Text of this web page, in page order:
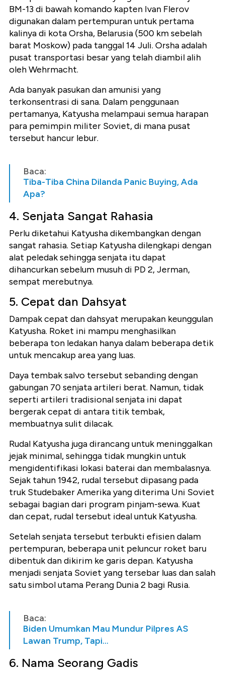
BM-13 di bawah komando kapten Ivan Flerov
digunakan dalam pertempuran untuk pertama
kalinya di kota Orsha, Belarusia (500 km sebelah
barat Moskow) pada tanggal 14 Juli. Orsha adalah
pusat transportasi besar yang telah diambil alih
oleh Wehrmacht.
Ada banyak pasukan dan amunisi yang
terkonsentrasi di sana. Dalam penggunaan
pertamanya, Katyusha melampaui semua harapan
para pemimpin militer Soviet, di mana pusat
tersebut hancur lebur.
Baca:
Tiba-Tiba China Dilanda Panic Buying, Ada
Apa?
4. Senjata Sangat Rahasia
Perlu diketahui Katyusha dikembangkan dengan
sangat rahasia. Setiap Katyusha dilengkapi dengan
alat peledak sehingga senjata itu dapat
dihancurkan sebelum musuh di PD 2, Jerman,
sempat merebutnya.
5. Cepat dan Dahsyat
Dampak cepat dan dahsyat merupakan keunggulan
Katyusha. Roket ini mampu menghasilkan
beberapa ton ledakan hanya dalam beberapa detik
untuk mencakup area yang luas.
Daya tembak salvo tersebut sebanding dengan
gabungan 70 senjata artileri berat. Namun, tidak
seperti artileri tradisional senjata ini dapat
bergerak cepat di antara titik tembak,
membuatnya sulit dilacak.
Rudal Katyusha juga dirancang untuk meninggalkan
jejak minimal, sehingga tidak mungkin untuk
mengidentifikasi lokasi baterai dan membalasnya.
Sejak tahun 1942, rudal tersebut dipasang pada
truk Studebaker Amerika yang diterima Uni Soviet
sebagai bagian dari program pinjam-sewa. Kuat
dan cepat, rudal tersebut ideal untuk Katyusha.
Setelah senjata tersebut terbukti efisien dalam
pertempuran, beberapa unit peluncur roket baru
dibentuk dan dikirim ke garis depan. Katyusha
menjadi senjata Soviet yang tersebar luas dan salah
satu simbol utama Perang Dunia 2 bagi Rusia.
Baca:
Biden Umumkan Mau Mundur Pilpres AS
Lawan Trump, Tapi...
6. Nama Seorang Gadis